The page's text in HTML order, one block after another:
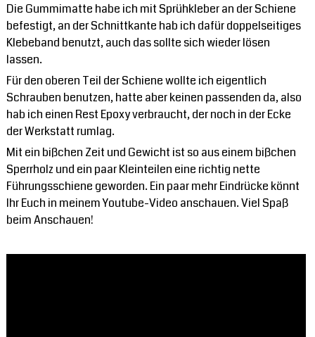
Die Gummimatte habe ich mit Sprühkleber an der Schiene
befestigt, an der Schnittkante hab ich dafür doppelseitiges
Klebeband benutzt, auch das sollte sich wieder lösen
lassen.
Für den oberen Teil der Schiene wollte ich eigentlich
Schrauben benutzen, hatte aber keinen passenden da, also
hab ich einen Rest Epoxy verbraucht, der noch in der Ecke
der Werkstatt rumlag.
Mit ein bißchen Zeit und Gewicht ist so aus einem bißchen
Sperrholz und ein paar Kleinteilen eine richtig nette
Führungsschiene geworden. Ein paar mehr Eindrücke könnt
Ihr Euch in meinem Youtube-Video anschauen. Viel Spaß
beim Anschauen!